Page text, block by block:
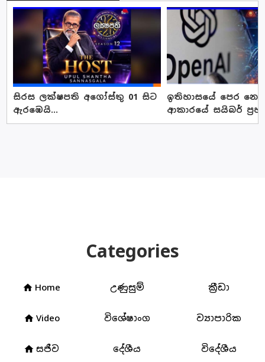
සිරස ලක්ෂපති අගෝස්තු 01 සිට
ඇරඹෙයි...
ඉතිහාසයේ පෙර
ආකාරයේ සයිබර්
Categories
home Home උණුසුම් ක්‍රීඩා
home Video විශේෂාංග ව්‍යාපාරික
home සජීව දේශීය විදේශීය